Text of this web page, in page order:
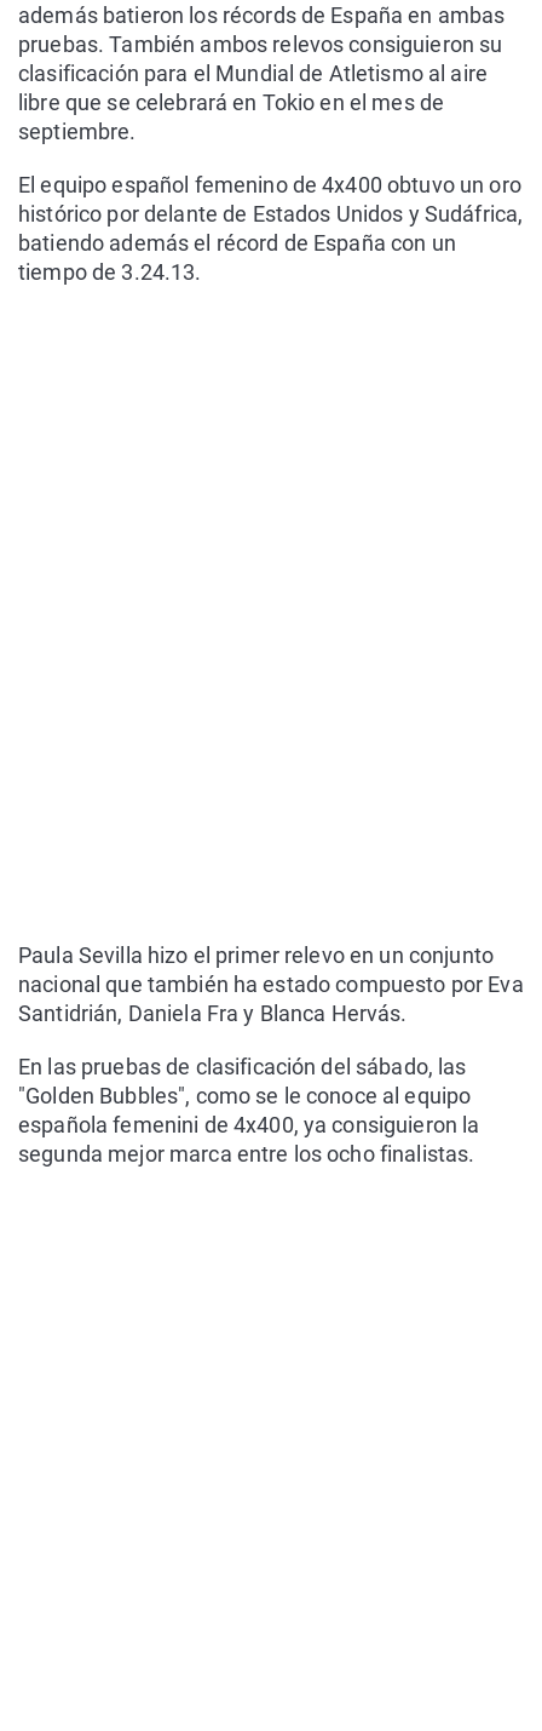
además batieron los récords de España en ambas
pruebas. También ambos relevos consiguieron su
clasificación para el Mundial de Atletismo al aire
libre que se celebrará en Tokio en el mes de
septiembre.
El equipo español femenino de 4x400 obtuvo un oro
histórico por delante de Estados Unidos y Sudáfrica,
batiendo además el récord de España con un
tiempo de 3.24.13.
Paula Sevilla hizo el primer relevo en un conjunto
nacional que también ha estado compuesto por Eva
Santidrián, Daniela Fra y Blanca Hervás.
En las pruebas de clasificación del sábado, las
"Golden Bubbles", como se le conoce al equipo
española femenini de 4x400, ya consiguieron la
segunda mejor marca entre los ocho finalistas.